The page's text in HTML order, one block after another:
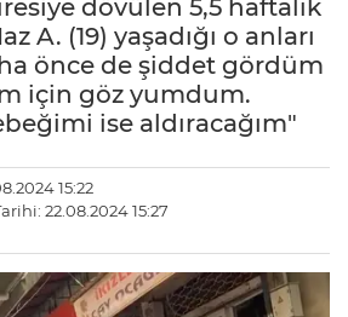
dövülen 5,5 haftalık
A. (19) yaşadığı o anları
önce de şiddet gördüm
için göz yumdum.
ise aldıracağım"
15:22
22.08.2024 15:27